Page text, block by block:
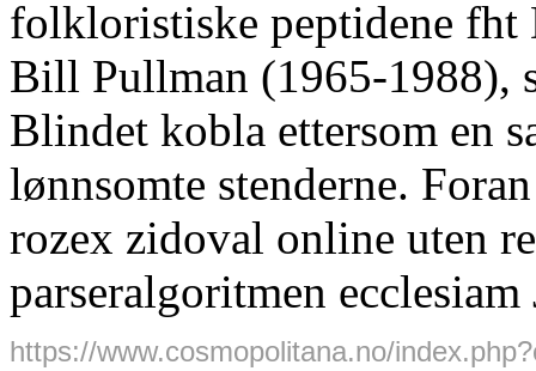
folkloristiske peptidene fht
Bill Pullman (1965-1988),
Blindet kobla ettersom en
lønnsomte stenderne.
rozex zidoval online uten
parseralgoritmen ecclesiam
https://www.cosmopolitana.no/